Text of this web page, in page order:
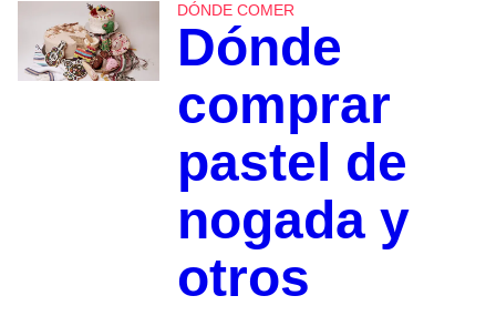
DÓNDE COMER
Dónde
comprar
pastel de
nogada y
otros